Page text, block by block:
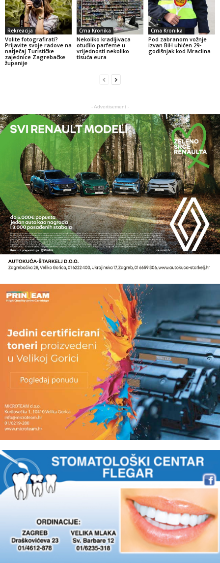
Rekreacija
Volite fotografirati?
Prijavite svoje radove na
natječaj Turističke
zajednice Zagrebačke
županije
Crna Kronika
Nekoliko kradljivaca
otuđilo parfeme u
vrijednosti nekoliko
tisuća eura
Crna Kronika
Pod zabranom vožnje
izvan BiH uhićen 29-
godišnjak kod Mraclina
- Advertisement -